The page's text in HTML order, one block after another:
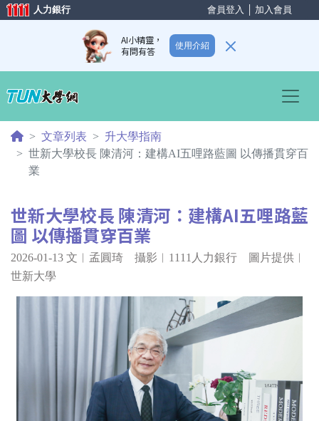
會員登入 加入會員
人力銀行
AI小精靈，
有問有答
使用介紹
文章列表
升大學指南
世新大學校長 陳清河：建構AI五哩路藍圖 以傳播貫穿百
業
世新大學校長 陳清河：建構AI五哩路藍
圖 以傳播貫穿百業
2026-01-13 文︱孟圓琦 攝影︱1111人力銀行 圖片提供︱
世新大學